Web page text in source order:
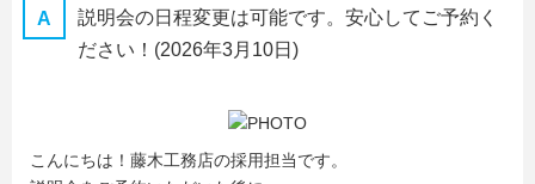
説明会の日程変更は可能です。安心してご予約く
ださい！ (2026年3月10日)
こんにちは！藤木工務店の採用担当です。